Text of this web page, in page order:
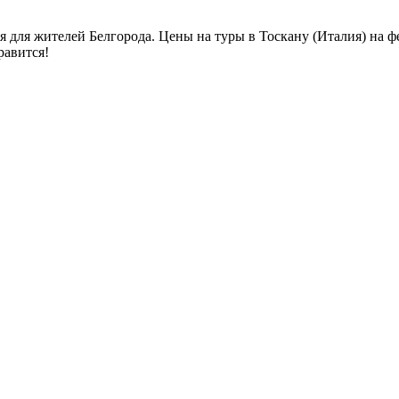
жителей Белгорода. Цены на туры в Тоскану (Италия) на